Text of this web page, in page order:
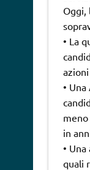
Oggi,
• La
•
in
•
quali